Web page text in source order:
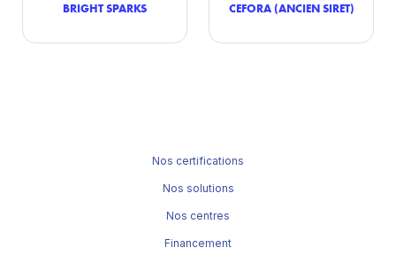
BRIGHT SPARKS CEFORA (ANCIEN SIRET)
Nos certifications
Nos solutions
Nos centres
Financement